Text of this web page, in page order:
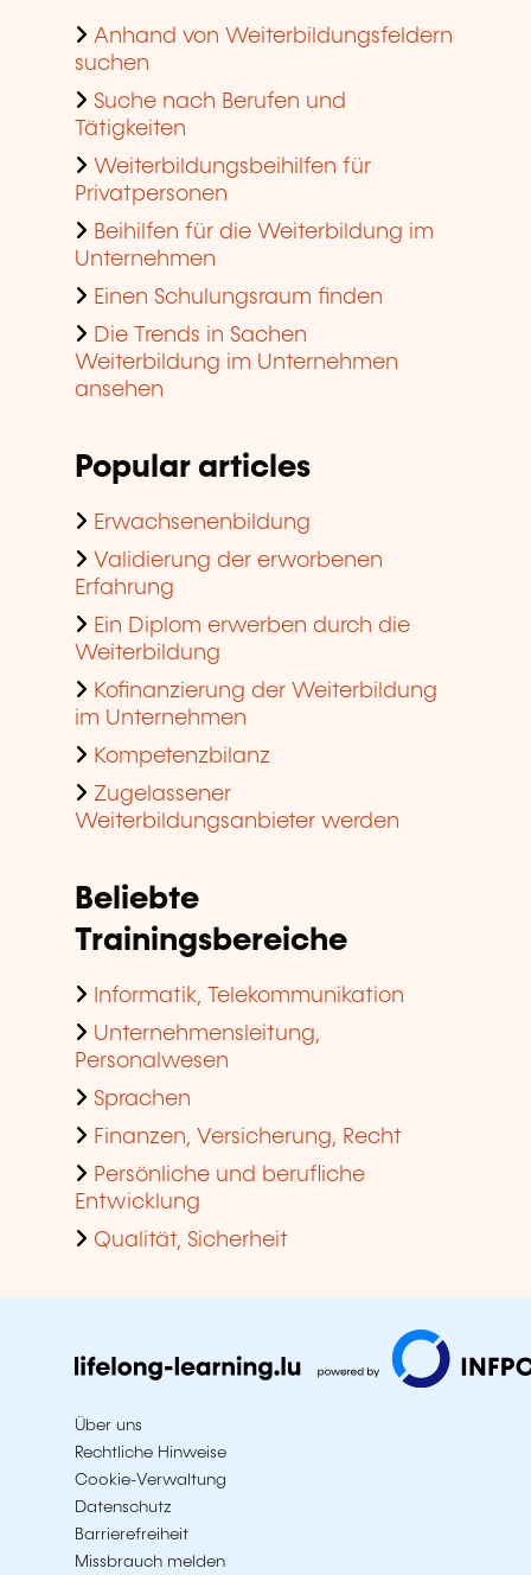
Anhand von Weiterbildungsfeldern
suchen
Suche nach Berufen und
Tätigkeiten
Weiterbildungsbeihilfen für
Privatpersonen
Beihilfen für die Weiterbildung im
Unternehmen
Einen Schulungsraum finden
Die Trends in Sachen
Weiterbildung im Unternehmen
ansehen
Popular articles
Erwachsenenbildung
Validierung der erworbenen
Erfahrung
Ein Diplom erwerben durch die
Weiterbildung
Kofinanzierung der Weiterbildung
im Unternehmen
Kompetenzbilanz
Zugelassener
Weiterbildungsanbieter werden
Beliebte
Trainingsbereiche
Informatik, Telekommunikation
Unternehmensleitung,
Personalwesen
Sprachen
Finanzen, Versicherung, Recht
Persönliche und berufliche
Entwicklung
Qualität, Sicherheit
Über uns
Rechtliche Hinweise
Cookie-Verwaltung
Datenschutz
Barrierefreiheit
Missbrauch melden